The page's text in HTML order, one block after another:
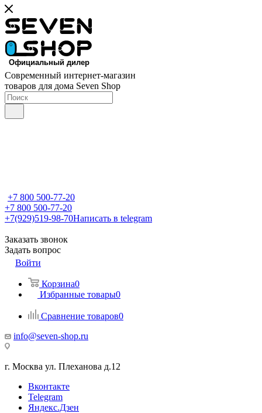
Современный интернет-магазин
товаров для дома Seven Shop
+7 800 500-77-20
+7 800 500-77-20
+7(929)519-98-70Написать в telegram
Заказать звонок
Задать вопрос
Войти
Корзина0
Избранные товары0
Сравнение товаров0
info@seven-shop.ru
г. Москва ул. Плеханова д.12
Вконтакте
Telegram
Яндекс.Дзен